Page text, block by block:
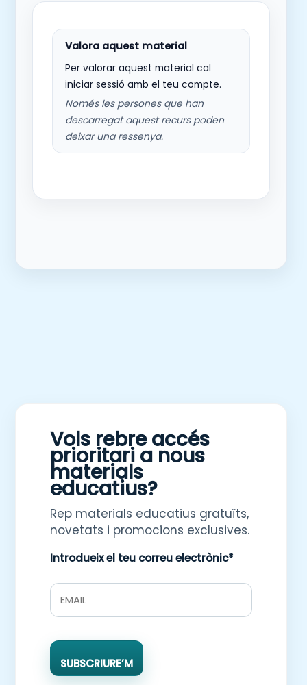
Per valorar aquest material cal
iniciar sessió amb el teu compte.
Només les persones que han
descarregat aquest recurs poden
deixar una ressenya.
Vols rebre accés
prioritari a nous
materials
educatius?
Rep materials educatius gratuïts,
novetats i promocions exclusives.
Introdueix el teu correu electrònic*
SUBSCRIURE’M